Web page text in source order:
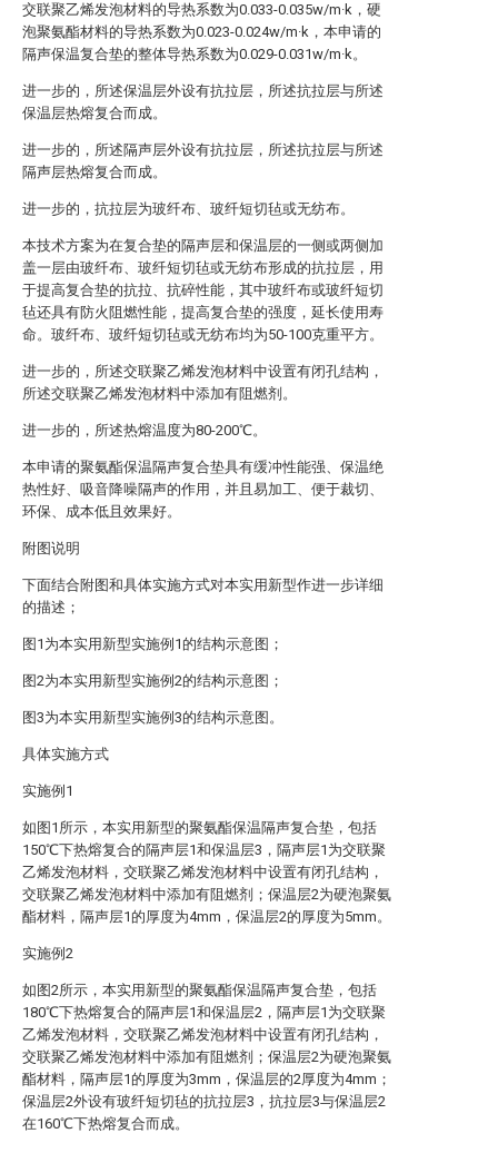
交联聚乙烯发泡材料的导热系数为0.033-0.035w/m·k，硬
泡聚氨酯材料的导热系数为0.023-0.024w/m·k，本申请的
隔声保温复合垫的整体导热系数为0.029-0.031w/m·k。
进一步的，所述保温层外设有抗拉层，所述抗拉层与所述
保温层热熔复合而成。
进一步的，所述隔声层外设有抗拉层，所述抗拉层与所述
隔声层热熔复合而成。
进一步的，抗拉层为玻纤布、玻纤短切毡或无纺布。
本技术方案为在复合垫的隔声层和保温层的一侧或两侧加
盖一层由玻纤布、玻纤短切毡或无纺布形成的抗拉层，用
于提高复合垫的抗拉、抗碎性能，其中玻纤布或玻纤短切
毡还具有防火阻燃性能，提高复合垫的强度，延长使用寿
命。玻纤布、玻纤短切毡或无纺布均为50-100克重平方。
进一步的，所述交联聚乙烯发泡材料中设置有闭孔结构，
所述交联聚乙烯发泡材料中添加有阻燃剂。
进一步的，所述热熔温度为80-200℃。
本申请的聚氨酯保温隔声复合垫具有缓冲性能强、保温绝
热性好、吸音降噪隔声的作用，并且易加工、便于裁切、
环保、成本低且效果好。
附图说明
下面结合附图和具体实施方式对本实用新型作进一步详细
的描述；
图1为本实用新型实施例1的结构示意图；
图2为本实用新型实施例2的结构示意图；
图3为本实用新型实施例3的结构示意图。
具体实施方式
实施例1
如图1所示，本实用新型的聚氨酯保温隔声复合垫，包括
150℃下热熔复合的隔声层1和保温层3，隔声层1为交联聚
乙烯发泡材料，交联聚乙烯发泡材料中设置有闭孔结构，
交联聚乙烯发泡材料中添加有阻燃剂；保温层2为硬泡聚氨
酯材料，隔声层1的厚度为4mm，保温层2的厚度为5mm。
实施例2
如图2所示，本实用新型的聚氨酯保温隔声复合垫，包括
180℃下热熔复合的隔声层1和保温层2，隔声层1为交联聚
乙烯发泡材料，交联聚乙烯发泡材料中设置有闭孔结构，
交联聚乙烯发泡材料中添加有阻燃剂；保温层2为硬泡聚氨
酯材料，隔声层1的厚度为3mm，保温层的2厚度为4mm；
保温层2外设有玻纤短切毡的抗拉层3，抗拉层3与保温层2
在160℃下热熔复合而成。